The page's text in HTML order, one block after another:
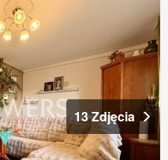
13 Zdjęcia